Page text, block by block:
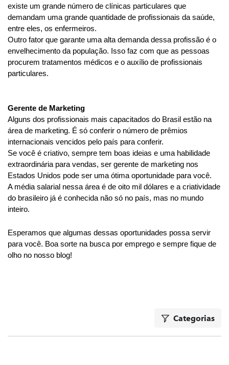
existe um grande número de clínicas particulares que
demandam uma grande quantidade de profissionais da saúde,
entre eles, os enfermeiros.
Outro fator que garante uma alta demanda dessa profissão é o
envelhecimento da população. Isso faz com que as pessoas
procurem tratamentos médicos e o auxílio de profissionais
particulares.
Gerente de Marketing
Alguns dos profissionais mais capacitados do Brasil estão na
área de marketing. É só conferir o número de prêmios
internacionais vencidos pelo país para conferir.
Se você é criativo, sempre tem boas ideias e uma habilidade
extraordinária para vendas, ser gerente de marketing nos
Estados Unidos pode ser uma ótima oportunidade para você.
A média salarial nessa área é de oito mil dólares e a criatividade
do brasileiro já é conhecida não só no país, mas no mundo
inteiro.
Esperamos que algumas dessas oportunidades possa servir
para você. Boa sorte na busca por emprego e sempre fique de
olho no nosso blog!
Categorias
Aceitar tudo
Personalizar